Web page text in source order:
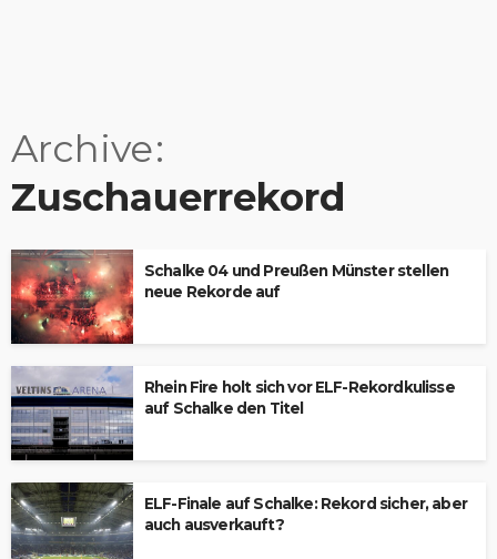
Archive
Zuschauerrekord
Schalke 04 und Preußen Münster stellen
neue Rekorde auf
Rhein Fire holt sich vor ELF-Rekordkulisse
auf Schalke den Titel
ELF-Finale auf Schalke: Rekord sicher, aber
auch ausverkauft?